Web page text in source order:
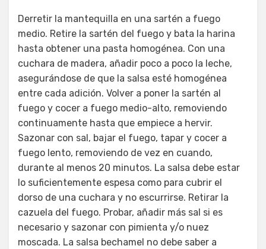
Derretir la mantequilla en una sartén a fuego
medio. Retire la sartén del fuego y bata la harina
hasta obtener una pasta homogénea. Con una
cuchara de madera, añadir poco a poco la leche,
asegurándose de que la salsa esté homogénea
entre cada adición. Volver a poner la sartén al
fuego y cocer a fuego medio-alto, removiendo
continuamente hasta que empiece a hervir.
Sazonar con sal, bajar el fuego, tapar y cocer a
fuego lento, removiendo de vez en cuando,
durante al menos 20 minutos. La salsa debe estar
lo suficientemente espesa como para cubrir el
dorso de una cuchara y no escurrirse. Retirar la
cazuela del fuego. Probar, añadir más sal si es
necesario y sazonar con pimienta y/o nuez
moscada. La salsa bechamel no debe saber a